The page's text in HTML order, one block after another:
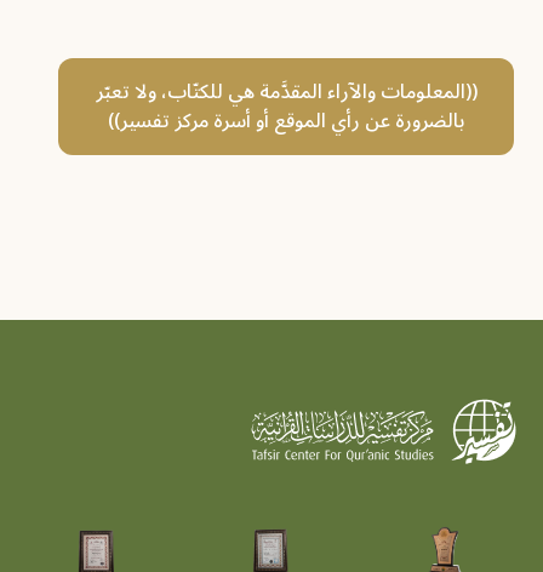
((المعلومات والآراء المقدَّمة هي للكتّاب، ولا تعبّر
بالضرورة عن رأي الموقع أو أسرة مركز تفسير))